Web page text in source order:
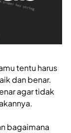
tentu harus
dan benar.
agar tidak
bagaimana